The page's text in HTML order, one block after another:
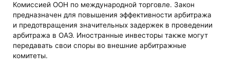
Комиссией ООН по международной торговле. Закон
предназначен для повышения эффективности арбитража
и предотвращения значительных задержек в проведении
арбитража в ОАЭ. Иностранные инвесторы также могут
передавать свои споры во внешние арбитражные
комитеты.